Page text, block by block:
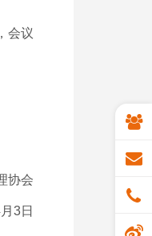
会议
协会
3日